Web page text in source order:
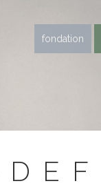
fondation
D E F